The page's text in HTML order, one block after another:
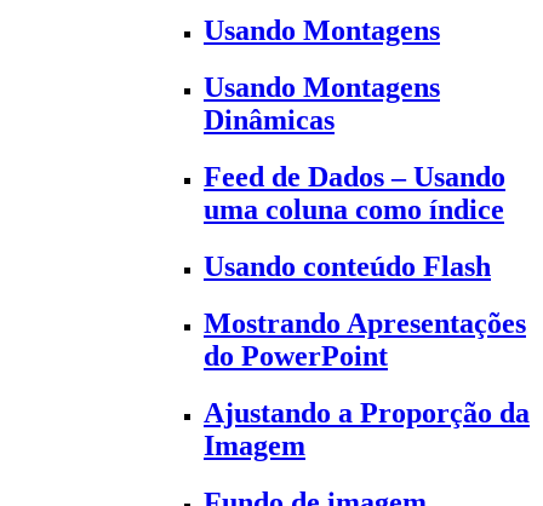
Usando Montagens
Usando Montagens
Dinâmicas
Feed de Dados – Usando
uma coluna como índice
Usando conteúdo Flash
Mostrando Apresentações
do PowerPoint
Ajustando a Proporção da
Imagem